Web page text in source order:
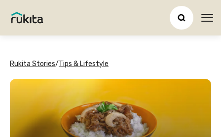
Rukita Stories/Tips & Lifestyle